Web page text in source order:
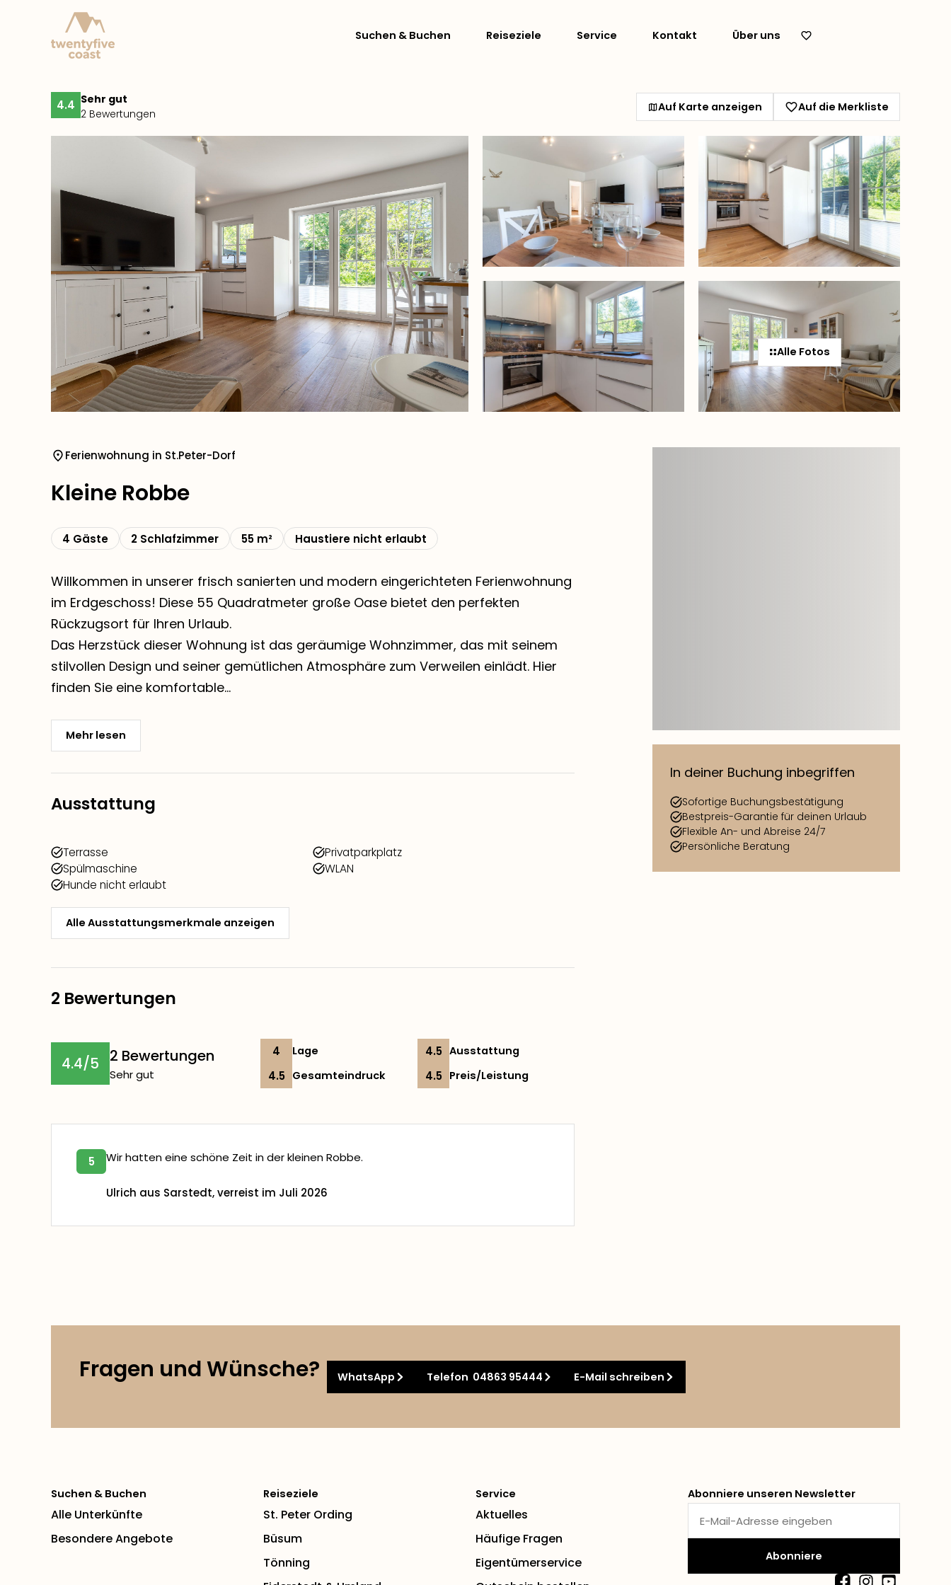
Suchen & Buchen Reiseziele Service Kontakt Über uns
4.4 Sehr gut
2 Bewertungen
Auf Karte anzeigen Auf die Merkliste
Alle Fotos
Ferienwohnung in St.Peter-Dorf
Kleine Robbe
4 Gäste 2 Schlafzimmer 55 m² Haustiere nicht erlaubt
Willkommen in unserer frisch sanierten und modern eingerichteten Ferienwohnung
im Erdgeschoss! Diese 55 Quadratmeter große Oase bietet den perfekten
Rückzugsort für Ihren Urlaub.
Das Herzstück dieser Wohnung ist das geräumige Wohnzimmer, das mit seinem
stilvollen Design und seiner gemütlichen Atmosphäre zum Verweilen einlädt. Hier
finden Sie eine komfortable...
Mehr lesen
Ausstattung
Terrasse
Privatparkplatz
Spülmaschine
WLAN
Hunde nicht erlaubt
Alle Ausstattungsmerkmale anzeigen
2 Bewertungen
4.4/5 2 Bewertungen
Sehr gut
4 Lage 4.5 Ausstattung
4.5 Gesamteindruck 4.5 Preis/Leistung
5 Wir hatten eine schöne Zeit in der kleinen Robbe.
Ulrich aus Sarstedt, verreist im Juli 2026
In deiner Buchung inbegriffen
Sofortige Buchungsbestätigung
Bestpreis-Garantie für deinen Urlaub
Flexible An- und Abreise 24/7
Persönliche Beratung
Fragen und Wünsche? WhatsApp Telefon 04863 95444 E-Mail schreiben
Suchen & Buchen
Alle Unterkünfte
Besondere Angebote
Reiseziele
St. Peter Ording
Büsum
Tönning
Service
Aktuelles
Häufige Fragen
Eigentümerservice
Abonniere unseren Newsletter